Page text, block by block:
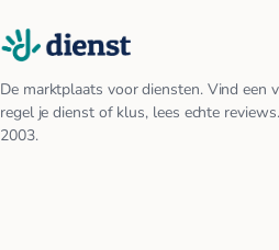
De marktplaats voor diensten. Vind een
regel je dienst of klus, lees echte
2003.